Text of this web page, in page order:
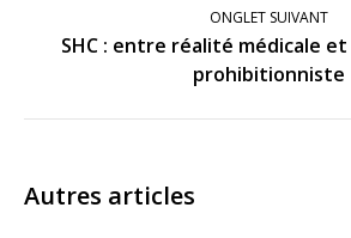
ONGLET SUIVANT
Onglet
suivant
SHC : entre réalité médicale
prohibitionniste
Autres articles